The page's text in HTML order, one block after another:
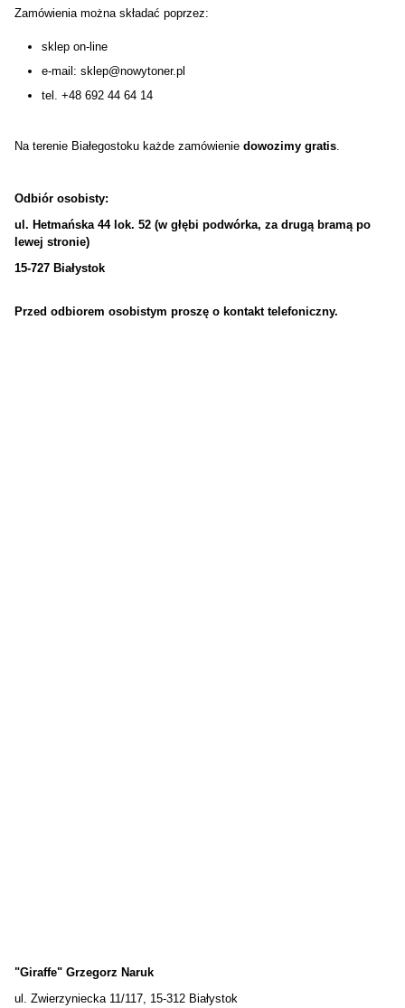
Zamówienia można składać poprzez:
sklep on-line
e-mail:sklep@nowytoner.pl
tel.+48 692 44 64 14
Na terenie Białegostoku każde zamówieniedowozimy gratis.
Odbiór osobisty:
ul. Hetmańska 44 lok. 52 (w głębi podwórka, za drugą bramą po
lewej stronie)
15-727 Białystok
Przed odbiorem osobistym proszę o kontakt telefoniczny.
"Giraffe" Grzegorz Naruk
ul. Zwierzyniecka 11/117, 15-312 Białystok